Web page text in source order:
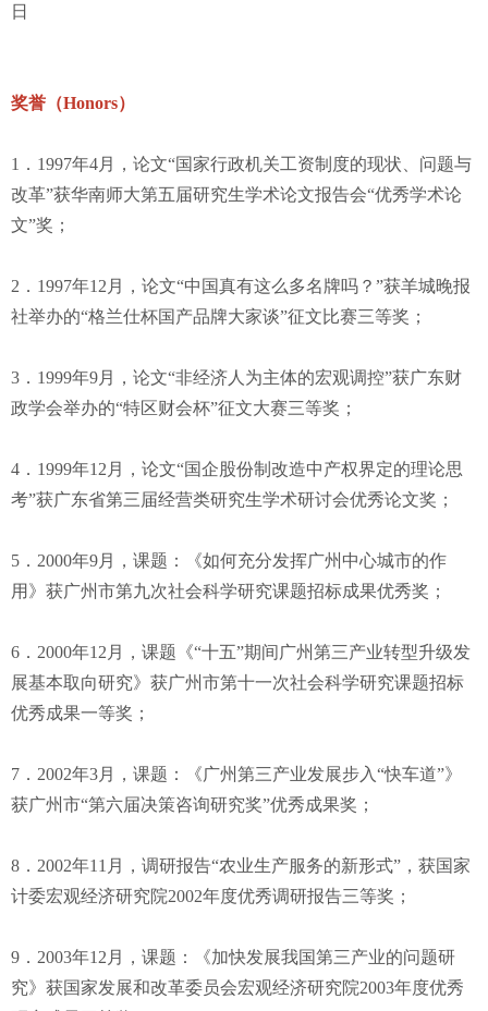
日
奖誉（Honors）
1．1997年4月，论文“国家行政机关工资制度的现状、问题与
改革”获华南师大第五届研究生学术论文报告会“优秀学术论
文”奖；
2．1997年12月，论文“中国真有这么多名牌吗？”获羊城晚报
社举办的“格兰仕杯国产品牌大家谈”征文比赛三等奖；
3．1999年9月，论文“非经济人为主体的宏观调控”获广东财
政学会举办的“特区财会杯”征文大赛三等奖；
4．1999年12月，论文“国企股份制改造中产权界定的理论思
考”获广东省第三届经营类研究生学术研讨会优秀论文奖；
5．2000年9月，课题：《如何充分发挥广州中心城市的作
用》获广州市第九次社会科学研究课题招标成果优秀奖；
6．2000年12月，课题《“十五”期间广州第三产业转型升级发
展基本取向研究》获广州市第十一次社会科学研究课题招标
优秀成果一等奖；
7．2002年3月，课题：《广州第三产业发展步入“快车道”》
获广州市“第六届决策咨询研究奖”优秀成果奖；
8．2002年11月，调研报告“农业生产服务的新形式”，获国家
计委宏观经济研究院2002年度优秀调研报告三等奖；
9．2003年12月，课题：《加快发展我国第三产业的问题研
究》获国家发展和改革委员会宏观经济研究院2003年度优秀